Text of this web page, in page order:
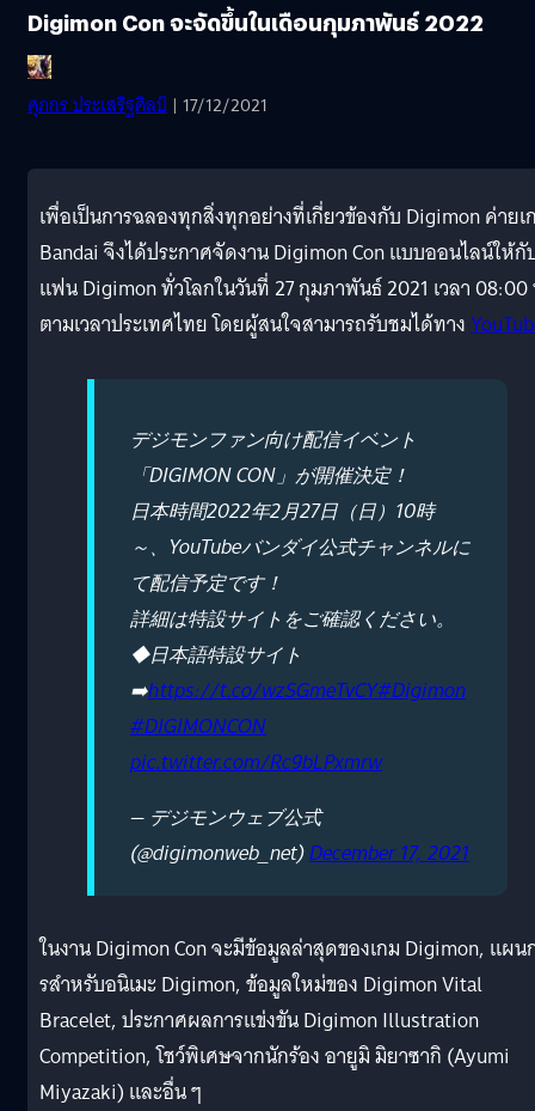
Digimon Con จะจัดขึ้นในเดือนกุมภาพันธ์ 2022
ศุภกร ประเสริฐศิลป์ | 17/12/2021
เพื่อเป็นการฉลองทุกสิ่งทุกอย่างที่เกี่ยวข้องกับ Digimon ค่ายเ
Bandai จึงได้ประกาศจัดงาน Digimon Con แบบออนไลน์ให้กั
แฟน Digimon ทั่วโลกในวันที่ 27 กุมภาพันธ์ 2021 เวลา 08:00
ตามเวลาประเทศไทย โดยผู้สนใจสามารถรับชมได้ทาง
デジモンファン向け配信イベント
「DIGIMON CON」が開催決定！
日本時間2022年2月27日（日）10時
～、YouTubeバンダイ公式チャンネルに
て配信予定です！
詳細は特設サイトをご確認ください。
◆日本語特設サイト
➡️https://t.co/wzSGmeTvCY#Digimon
#DIGIMONCON
pic.twitter.com/Rc9bLPxmrw
— デジモンウェブ公式
(@digimonweb_net)December 17, 2021
ในงาน Digimon Con จะมีข้อมูลล่าสุดของเกม Digimon, แผน
รสำหรับอนิเมะ Digimon, ข้อมูลใหม่ของ Digimon Vital
Bracelet, ประกาศผลการแข่งขัน Digimon Illustration
Competition, โชว์พิเศษจากนักร้อง อายูมิ มิยาซากิ (Ayumi
Miyazaki) และอื่น ๆ